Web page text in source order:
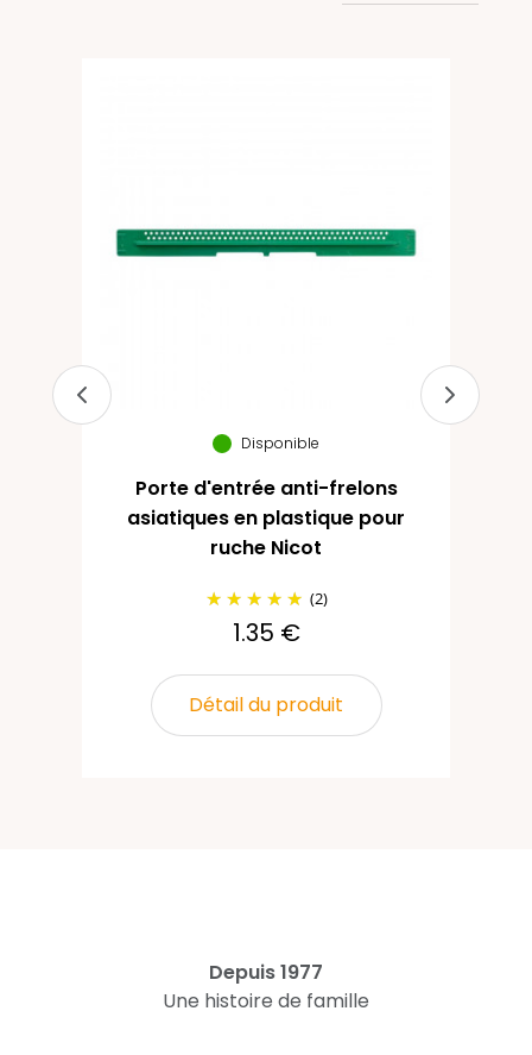
Disponible
Porte d'entrée anti-frelons
asiatiques en plastique pour
ruche Nicot
(2)
1.35 €
Détail du produit
Depuis 1977
Une histoire de famille